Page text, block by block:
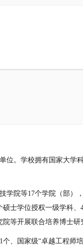
位。学校拥有国家大学科
学院等17个学院（部）
士学位授权一级学科、
等开展联合培养博士研
、国家级“卓越工程师